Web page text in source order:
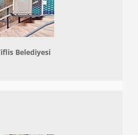
Belediyesi